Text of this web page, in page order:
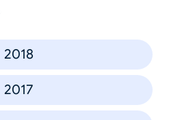
2018
2017